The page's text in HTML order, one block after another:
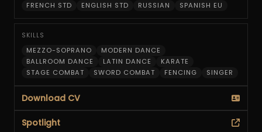
FRENCH STD ENGLISH STD RUSSIAN SPANISH EU
SKILLS
MEZZO-SOPRANO
MODERN DANCE
BALLROOM DANCE
LATIN DANCE
KARATE
STAGE COMBAT
SWORD COMBAT FENCING SINGER
Download CV
Spotlight